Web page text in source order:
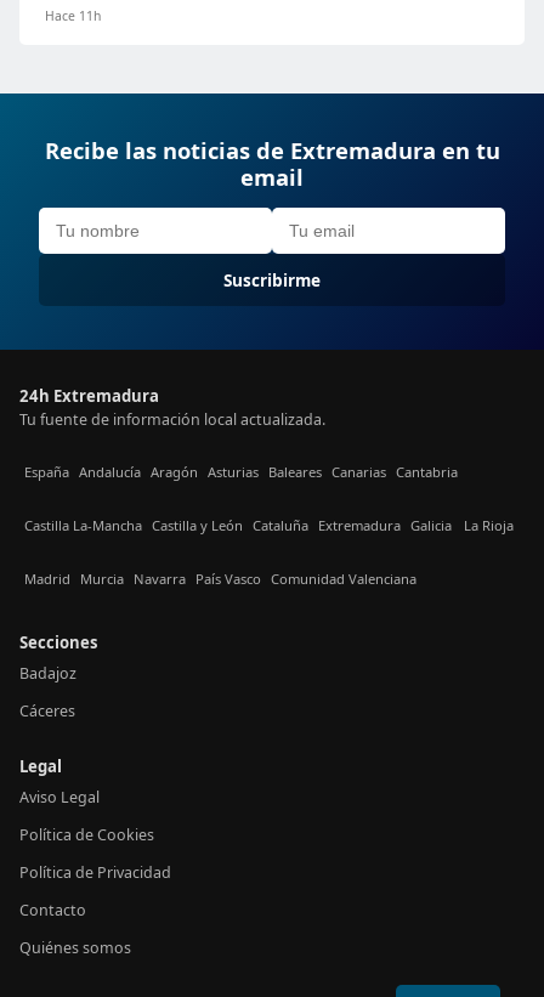
Hace 11h
Recibe las noticias de Extremadura en tu
email
Suscribirme
24h Extremadura
Tu fuente de información local actualizada.
España Andalucía Aragón Asturias Baleares Canarias Cantabria
Castilla La-Mancha Castilla y León Cataluña Extremadura Galicia La Rioja
Madrid Murcia Navarra País Vasco Comunidad Valenciana
Secciones
Badajoz
Cáceres
Legal
Aviso Legal
Política de Cookies
Política de Privacidad
Contacto
Quiénes somos